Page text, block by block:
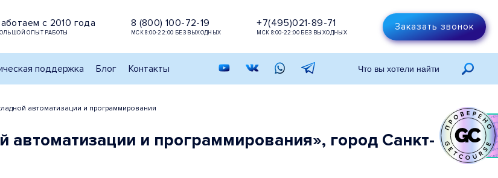
с 2010 года
ОПЫТ РАБОТЫ
8 (800) 100-72-19
МСК 8:00-22:00 БЕЗ ВЫХОДНЫХ
+7(495)021-89-71
МСК 8:00-22:00 БЕЗ ВЫХОДНЫХ
Заказать звонок
поддержка Блог Контакты
автоматизации и программирования
автоматизации и программирования», город Санкт-